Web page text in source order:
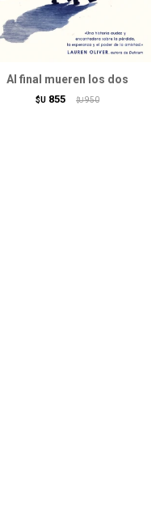
Al final mueren los dos
$U 855 $U 950